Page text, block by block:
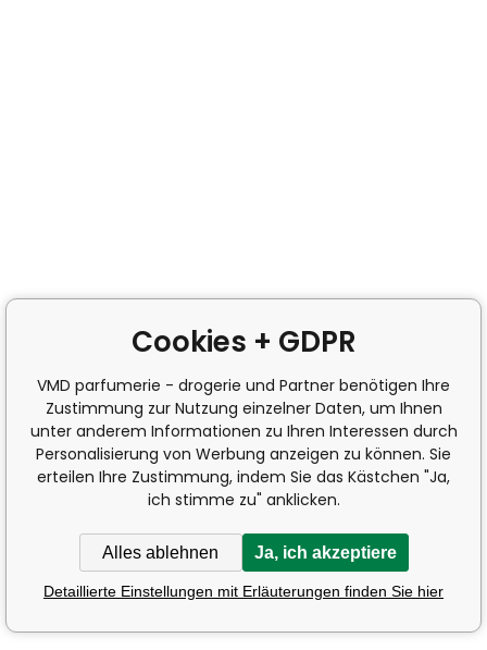
Cookies + GDPR
VMD parfumerie - drogerie und Partner benötigen Ihre
Zustimmung zur Nutzung einzelner Daten, um Ihnen
unter anderem Informationen zu Ihren Interessen durch
Personalisierung von Werbung anzeigen zu können. Sie
erteilen Ihre Zustimmung, indem Sie das Kästchen "Ja,
ich stimme zu" anklicken.
Alles ablehnen Ja, ich akzeptiere
Detaillierte Einstellungen mit Erläuterungen finden Sie hier